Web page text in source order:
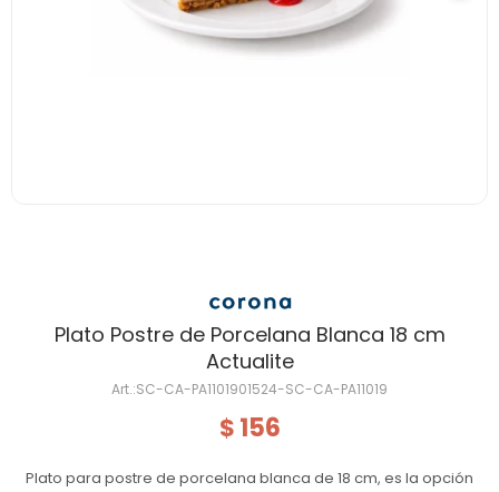
Plato Postre de Porcelana Blanca 18 cm
Actualite
SC-CA-PA1101901524-SC-CA-PA11019
$ 156
Plato para postre de porcelana blanca de 18 cm, es la opción